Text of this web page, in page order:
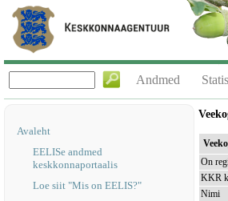
Andmed
Avaleht
EELISe andmed
keskkonnaportaalis
Loe siit "Mis on EELIS?"
On
KKR
Nimi